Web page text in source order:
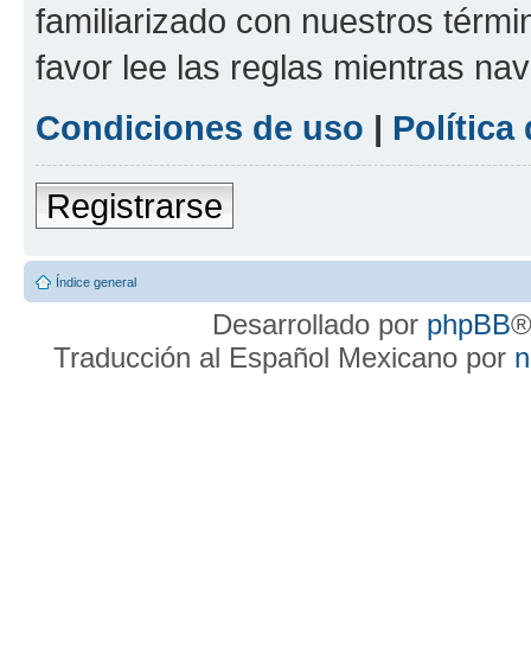
familiarizado con nuestros
favor lee las reglas mientras
Condiciones de uso | Política
Registrarse
Índice general
Desarrollado por phpBB
Traducción al Español Mexicano por